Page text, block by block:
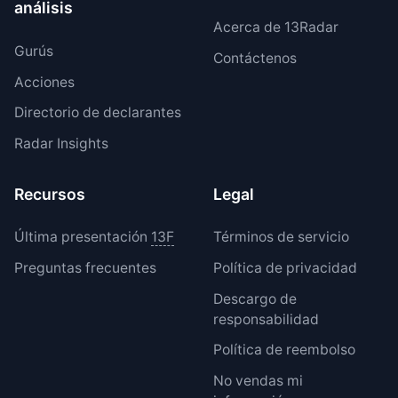
análisis
Gurús
Acciones
Directorio de declarantes
Radar Insights
Acerca de 13Radar
Contáctenos
Recursos
Última presentación 13F
Preguntas frecuentes
Legal
Términos de servicio
Política de privacidad
Descargo de
responsabilidad
Política de reembolso
No vendas mi